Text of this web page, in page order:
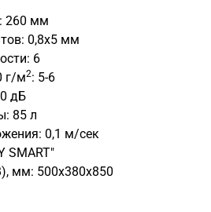
260 мм
0,8x5 мм
6
г/м2: 5-6
дБ
85 л
0,1 м/сек
SMART"
мм: 500x380x850